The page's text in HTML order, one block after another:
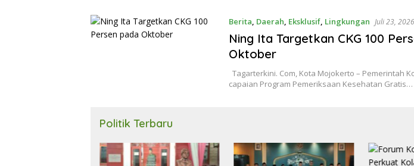
Berita Daerah Eksklusif, Lingkungan Juli 23, 2026
Ning Ita Targetkan CKG 100
Oktober
Tagarterkini. Com, Kota Mojokerto – Pemerintah
capaian Program Pemeriksaan Kesehatan Gratis…
Politik Terbaru